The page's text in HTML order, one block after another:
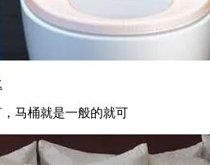
马桶就是一般的就可